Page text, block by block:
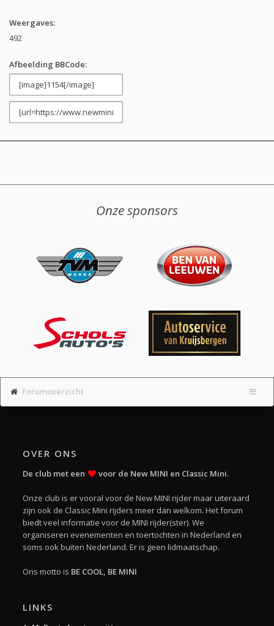
Weergaves:
492
Afbeelding BBCode:
Onze sponsors
Forumoverzicht
OVER ONS
De club met een voor de New MINI en Classic Mini.
Onze club is er vooral voor de New MINI rijder maar uiteraard
zijn ook de Classic Mini rijders meer dan welkom. Het forum
biedt veel informatie voor de MINI rijder(ster). We
organiseren evenementen en toertochten in Nederland en
soms ook buiten Nederland. Er is geen lidmaatschap.
Ons motto is BE COOL, BE MINI
LINKS